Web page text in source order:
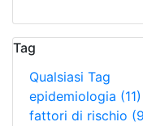
Tag
Qualsiasi Tag
epidemiologia (11)
fattori di rischio